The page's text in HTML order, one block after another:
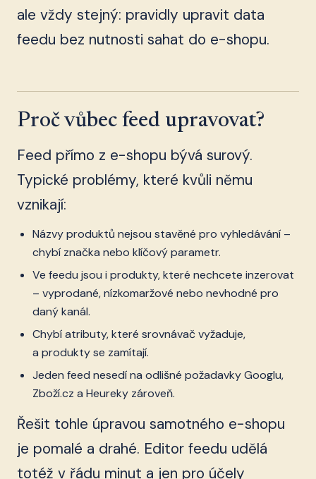
ale vždy stejný: pravidly upravit data
feedu bez nutnosti sahat do e-shopu.
Proč vůbec feed upravovat?
Feed přímo z e-shopu bývá surový.
Typické problémy, které kvůli němu
vznikají:
Názvy produktů nejsou stavěné pro vyhledávání –
chybí značka nebo klíčový parametr.
Ve feedu jsou i produkty, které nechcete inzerovat
– vyprodané, nízkomaržové nebo nevhodné pro
daný kanál.
Chybí atributy, které srovnávač vyžaduje,
a produkty se zamítají.
Jeden feed nesedí na odlišné požadavky Googlu,
Zboží.cz a Heureky zároveň.
Řešit tohle úpravou samotného e-shopu
je pomalé a drahé. Editor feedu udělá
totéž v řádu minut a jen pro účely